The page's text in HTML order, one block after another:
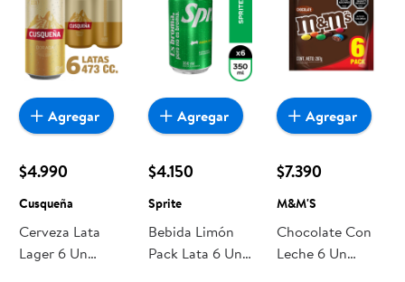
$4.990
Cusqueña
Cerveza Lata
Lager 6 Un
Agregar
$4.150
Sprite
Bebida Limón
Pack Lata 6 Un
Agregar
$7.390
M&M'S
Chocolate Con
Leche 6 Un
Agregar